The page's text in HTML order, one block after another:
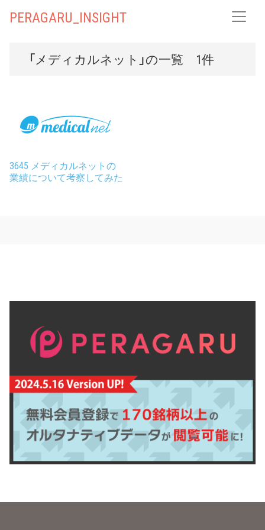
PERAGARU_INSIGHT
「メディカルネット」の一覧 1件
3645 メディカルネットの
業績について考察してみた